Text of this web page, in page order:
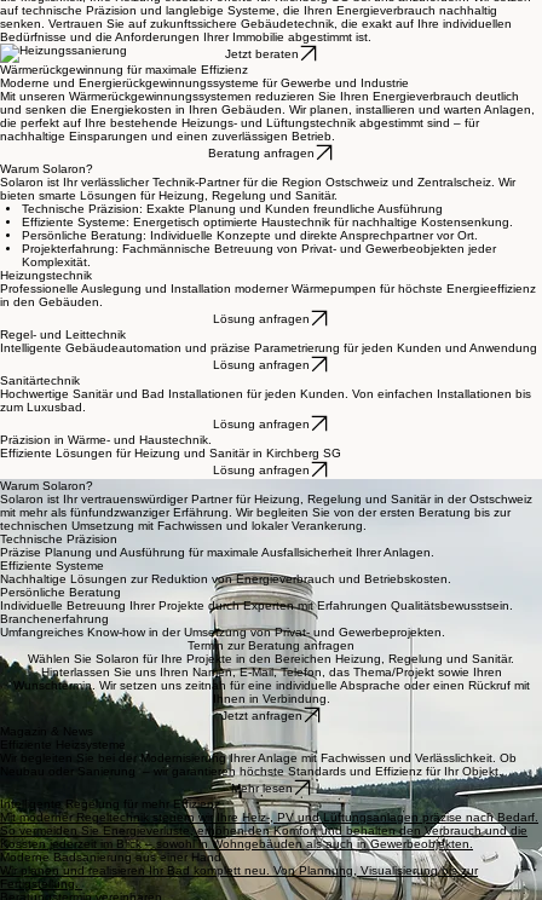
HomeBlogWärmerückgewinnung
Termin buchen
Gebäudetechnik für maximale Energieeffizienz und Komfort
Als Ihr Fachpartner in der Ost- und Zentralschweiz realisieren wir intelligente Heizungs-,
Regelungs- und Sanitärlösungen für private Haushalte und Gewerbebetriebe. Wir bieten Ihnen
die Möglichkeit, Ihre Heizung ersetzen offerte für Kirchberg SG bei uns anzufordern. Wir setzen
auf technische Präzision und langlebige Systeme, die Ihren Energieverbrauch nachhaltig
senken. Vertrauen Sie auf zukunftssichere Gebäudetechnik, die exakt auf Ihre individuellen
Bedürfnisse und die Anforderungen Ihrer Immobilie abgestimmt ist.
Jetzt beraten
Wärmerückgewinnung für maximale Effizienz
Moderne und Energierückgewinnungssysteme für Gewerbe und Industrie
Mit unseren Wärmerückgewinnungssystemen reduzieren Sie Ihren Energieverbrauch deutlich
und senken die Energiekosten in Ihren Gebäuden. Wir planen, installieren und warten Anlagen,
die perfekt auf Ihre bestehende Heizungs- und Lüftungstechnik abgestimmt sind – für
nachhaltige Einsparungen und einen zuverlässigen Betrieb.
Beratung anfragen
Warum Solaron?
Solaron ist Ihr verlässlicher Technik-Partner für die Region Ostschweiz und Zentralscheiz. Wir
bieten smarte Lösungen für Heizung, Regelung und Sanitär.
Technische Präzision: Exakte Planung und Kunden freundliche Ausführung
Effiziente Systeme: Energetisch optimierte Haustechnik für nachhaltige Kostensenkung.
Persönliche Beratung: Individuelle Konzepte und direkte Ansprechpartner vor Ort.
Projekterfahrung: Fachmännische Betreuung von Privat- und Gewerbeobjekten jeder
Heizungstechnik
Professionelle Auslegung und Installation moderner Wärmepumpen für höchste Energieeffizienz
in den Gebäuden.
Lösung anfragen
Regel- und Leittechnik
Intelligente Gebäudeautomation und präzise Parametrierung für jeden Kunden und Anwendung
Lösung anfragen
Sanitärtechnik
Hochwertige Sanitär und Bad Installationen für jeden Kunden. Von einfachen Installationen bis
zum Luxusbad.
Lösung anfragen
Präzision in Wärme- und Haustechnik.
Effiziente Lösungen für Heizung und Sanitär in Kirchberg SG
Lösung anfragen
Warum Solaron?
Solaron ist Ihr vertrauenswürdiger Partner für Heizung, Regelung und Sanitär in der Ostschweiz
mit mehr als fünfundzwanziger Erfährung. Wir begleiten Sie von der ersten Beratung bis zur
technischen Umsetzung mit Fachwissen und lokaler Verankerung.
Technische Präzision
Präzise Planung und Ausführung für maximale Ausfallsicherheit Ihrer Anlagen.
Effiziente Systeme
Nachhaltige Lösungen zur Reduktion von Energieverbrauch und Betriebskosten.
Persönliche Beratung
Individuelle Betreuung Ihrer Projekte durch Experten mit Erfahrungen Qualitätsbewusstsein.
Umfangreiches Know-how in der Umsetzung von Privat- und Gewerbeprojekten.
Termin zur Beratung anfragen
Wählen Sie Solaron für Ihre Projekte in den Bereichen Heizung, Regelung und Sanitär.
Hinterlassen Sie uns Ihren Namen, E-Mail, Telefon, das Thema/Projekt sowie Ihren
Wunschtermin. Wir setzen uns zeitnah für eine individuelle Absprache oder einen Rückruf mit
Ihnen in Verbindung.
Jetzt anfragen
Magazin & News
Effiziente Heizsysteme
Wir begleiten Sie bei der Modernisierung Ihrer Anlage mit Fachwissen und Verlässlichkeit. Ob
Neubau oder Sanierung – wir garantieren höchste Standards und Effizienz für Ihr Objekt.
Mehr lesen